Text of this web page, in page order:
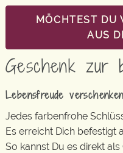
MÖCHTEST DU
AUS
Geschenk zur
Lebensfreude
Jedes farbenfrohe
Es erreicht Dich befestigt
So kannst Du es direkt